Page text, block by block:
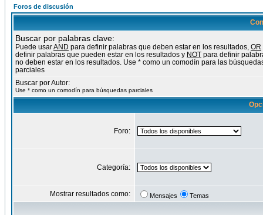
Foros de discusión
Buscar por palabras clave:
Puede usarAND para definir palabras que deben estar en los resultados, OR
definir palabras que pueden estar en los resultados y NOT para definir
no deben estar en los resultados. Use * como un comodín para las
parciales
Buscar por Autor:
Use * como un comodín para búsquedas parciales
Foro:
Categoría:
Mostrar resultados como: Mensajes Temas